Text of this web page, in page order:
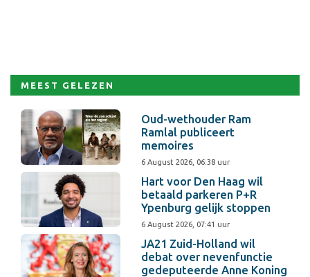
MEEST GELEZEN
Oud-wethouder Ram
Ramlal publiceert
memoires
6 August 2026, 06:38 uur
Hart voor Den Haag wil
betaald parkeren P+R
Ypenburg gelijk stoppen
6 August 2026, 07:41 uur
JA21 Zuid-Holland wil
debat over nevenfunctie
gedeputeerde Anne Koning